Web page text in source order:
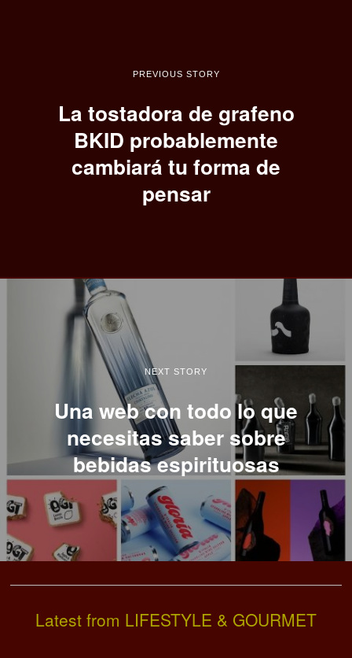
PREVIOUS STORY
La tostadora de grafeno
BKID probablemente
cambiará tu forma de
pensar
NEXT STORY
Una web con todo lo que
necesitas saber sobre
bebidas espirituosas
Latest from LIFESTYLE & GOURMET